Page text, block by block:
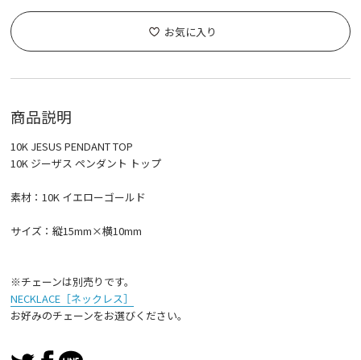
お気に入り
商品説明
10K JESUS PENDANT TOP
10K ジーザス ペンダント トップ
素材：10K イエローゴールド
サイズ：縦15mm×横10mm
※チェーンは別売りです。
NECKLACE［ネックレス］
お好みのチェーンをお選びください。